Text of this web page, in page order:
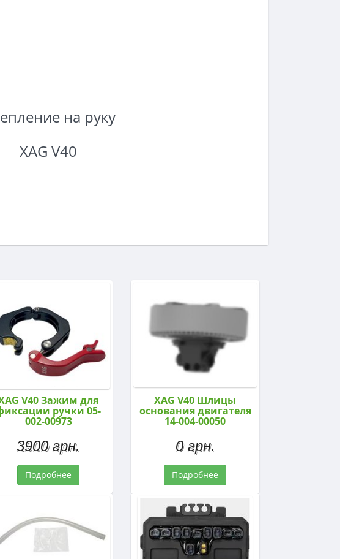
на руку
XAG V40
V40 Зажим для
ручки 05-
002-00973
3900 грн.
Подробнее
XAG V40 Шлицы
основания двигателя
14-004-00050
0 грн.
Подробнее